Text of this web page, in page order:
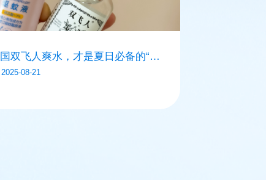
双飞人爽水，才是夏日必备的“全
手”
2025-08-21